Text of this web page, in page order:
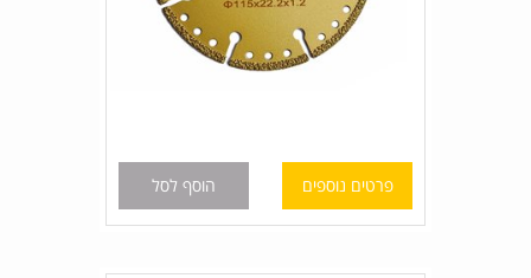
פרטים נוספים הוסף לסל